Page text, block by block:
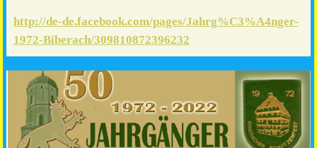
http://de-de.facebook.com/pages/Jahrg%C3%A4nger-
1972-Biberach/309810872396232